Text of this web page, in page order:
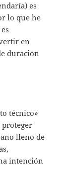
es
lo que he
en
duración
técnico»
proteger
lleno de
intención